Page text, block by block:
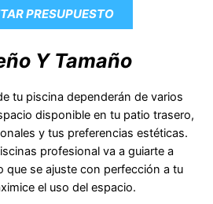
PRESUPUESTO
Y Tamaño
tu piscina dependerán de varios
disponible en tu patio trasero,
y tus preferencias estéticas.
profesional va a guiarte a
que se ajuste con perfección a tu
el uso del espacio.